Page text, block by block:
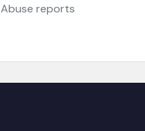
Abuse reports